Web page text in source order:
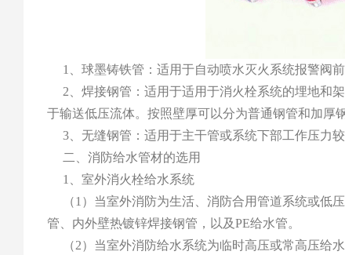
1、球墨铸铁管：适用于自动喷水灭火系统报警阀前
2、焊接钢管：适用于适用于消火栓系统的埋地和
于输送低压流体。按照壁厚可以分为普通钢管和加厚
3、无缝钢管：适用于主干管或系统下部工作压力
二、消防给水管材的选用
1、室外消火栓给水系统
（1）当室外消防为生活、消防合用管道系统或低
管、内外壁热镀锌焊接钢管，以及PE给水管。
（2）当室外消防给水系统为临时高压或常高压给